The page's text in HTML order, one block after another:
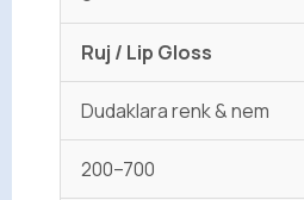
Ruj / Lip Gloss
Dudaklara renk & nem
200–700